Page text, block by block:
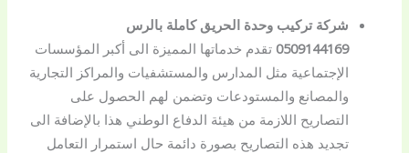
شركة تركيب وحدة الحريق كاملة بالرس
0509144169 تقدم خدماتها المميزة الى أكبر المؤسسات
الإجتماعية مثل المدارس والمستشفيات والمراكز التجارية
والمصانع والمستودعات وتضمن لهم الحصول على
التصاريح اللازمة من هيئة الدفاع الوطني هذا بالإضافة الى
تجديد هذه التصاريح بصورة دائمة حال استمرار التعامل